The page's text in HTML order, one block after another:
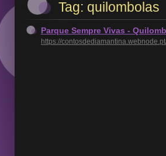
Tag: quilombolas
Parque Sempre Vivas -
https://